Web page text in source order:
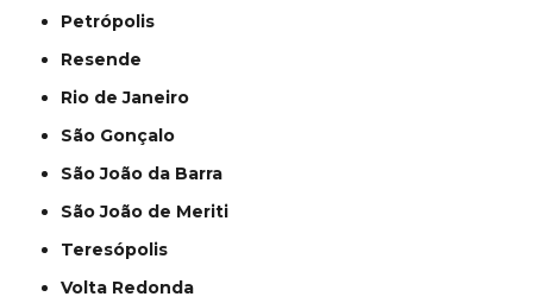
Petrópolis
Resende
Rio de Janeiro
São Gonçalo
São João da Barra
São João de Meriti
Teresópolis
Volta Redonda